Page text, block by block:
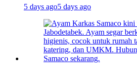
5 days ago5 days ago